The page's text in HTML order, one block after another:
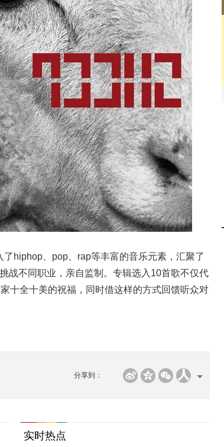
、pop、rap等丰富的音乐元素，汇聚了
战不同职业，亲自监制。专辑选入10首歌不仅代
十全十美的祝福，同时借这样的方式回馈听众对
分享到：
实时热点